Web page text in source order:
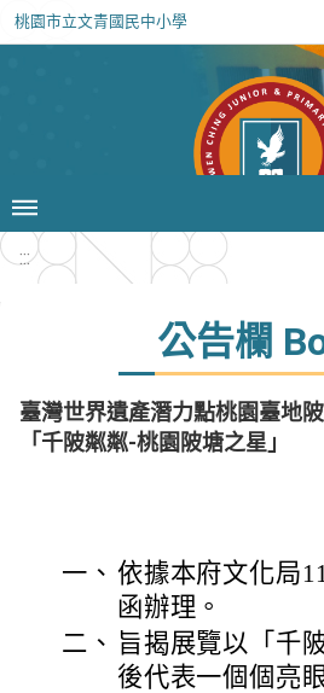
桃園市立文青國民中小學
:::
公告欄
臺灣世界遺產潛力點桃園臺地
「千陂粼粼-桃園陂塘之星」
一、 依據本府文化局
函辦理。
二、 旨揭展覽以「千
後代表一個個亮